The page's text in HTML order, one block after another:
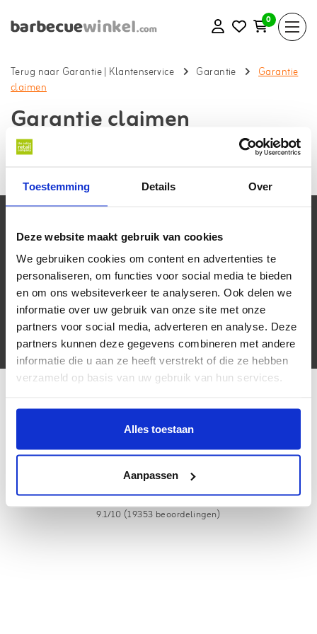
Toestemming Details Over
Deze website maakt gebruik van cookies
We gebruiken cookies om content en advertenties te
personaliseren, om functies voor social media te bieden
en om ons websiteverkeer te analyseren. Ook delen we
informatie over uw gebruik van onze site met onze
partners voor social media, adverteren en analyse. Deze
partners kunnen deze gegevens combineren met andere
informatie die u aan ze heeft verstrekt of die ze hebben
verzameld op basis van uw gebruik van hun services.
Alles toestaan
Aanpassen
0
Terug naar Garantie| Klantenservice Garantie
Garantie
claimen
Garantie claimen
Terug naar klantenservice
Mijn account
Contactgegevens
Volg ons
Copyright © 2026 - Barbecuewinkel.com | dé Campingaz
barbecuespecialist! | Koop hier uw Campingaz barbecue of accessoires
- All rights reserved - Realization
Beoordeling opThe Feedback Companyvoor Barbecuewinkel.com:
9.1/10 (19353 beoordelingen)